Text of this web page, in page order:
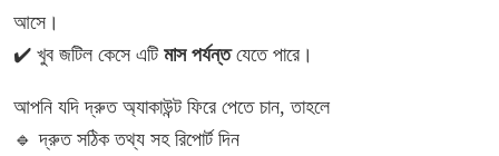
আসে।
✔️ খুব জটিল কেসে এটি মাস পর্যন্ত যেতে পারে।
আপনি যদি দ্রুত অ্যাকাউন্ট ফিরে পেতে চান,তাহলে
🔹 দ্রুত সঠিক তথ্য সহ রিপোর্ট দিন